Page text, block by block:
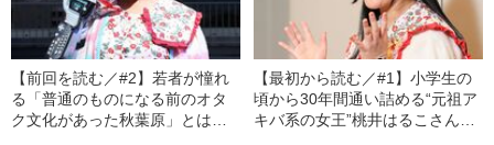
【前回を読む／#2】若者が憧れ
る「普通のものになる前のオタ
ク文化があった秋葉原」とは
【最初から読む／#1】小学生の
頃から30年間通い詰める“元祖ア
キバ系の女王”桃井はるこさんが